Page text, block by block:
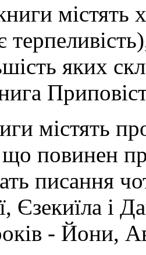
яких
містять
що повинен
писання
Єзекиїла і
- Йони,